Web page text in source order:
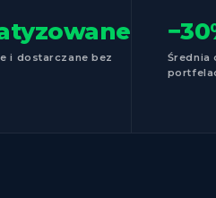
i dostarczane bez
Średnia